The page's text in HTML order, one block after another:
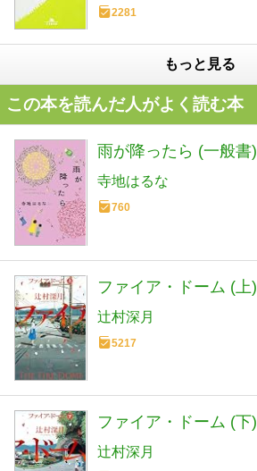
2281
もっと見る
この本を読んだ人がよく読む本
雨が降ったら (一般書)
寺地はるな
760
ファイア・ドーム (上)
辻村深月
5217
ファイア・ドーム (下)
辻村深月